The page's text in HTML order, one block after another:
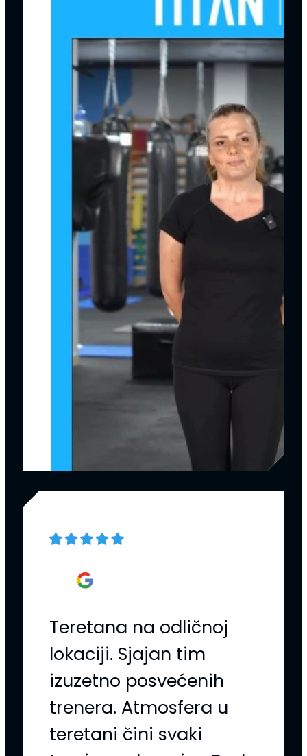
Teretana na odličnoj
lokaciji. Sjajan tim
izuzetno posvećenih
trenera. Atmosfera u
teretani čini svaki